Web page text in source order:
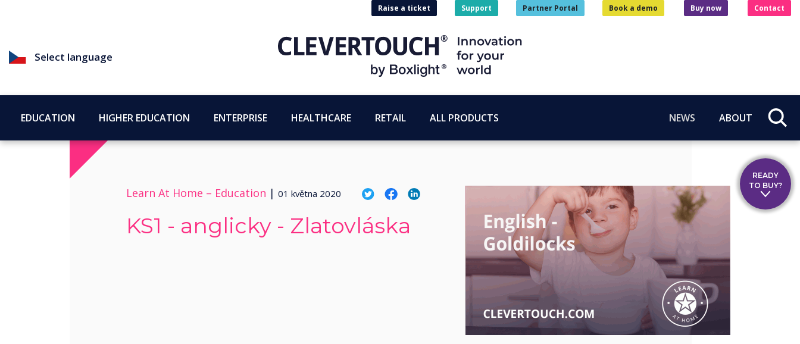
Select language
Raise a ticket Support Partner Portal Book a demo Buy now Contact
EDUCATION HIGHER EDUCATION ENTERPRISE HEALTHCARE RETAIL ALL PRODUCTS NEWS ABOUT
Learn At Home – Education | 01 května 2020
KS1 - anglicky - Zlatovláska
READY
TO BUY?